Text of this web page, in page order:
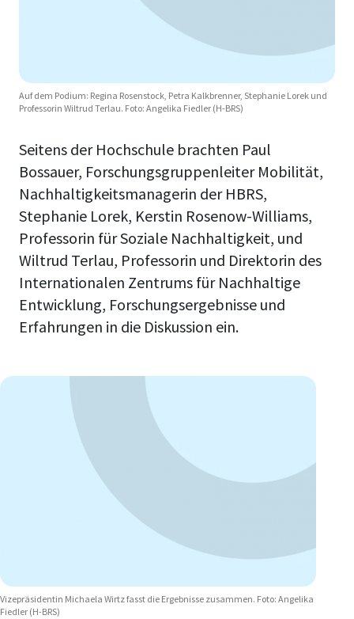
Auf dem Podium: Regina Rosenstock, Petra Kalkbrenner, Stephanie Lorek und
Professorin Wiltrud Terlau. Foto: Angelika Fiedler (H-BRS)
Seitens der Hochschule brachten Paul
Bossauer, Forschungsgruppenleiter Mobilität,
Nachhaltigkeitsmanagerin der HBRS,
Stephanie Lorek, Kerstin Rosenow-Williams,
Professorin für Soziale Nachhaltigkeit, und
Wiltrud Terlau, Professorin und Direktorin des
Internationalen Zentrums für Nachhaltige
Entwicklung, Forschungsergebnisse und
Erfahrungen in die Diskussion ein.
Vizepräsidentin Michaela Wirtz fasst die Ergebnisse zusammen. Foto: Angelika
Fiedler (H-BRS)